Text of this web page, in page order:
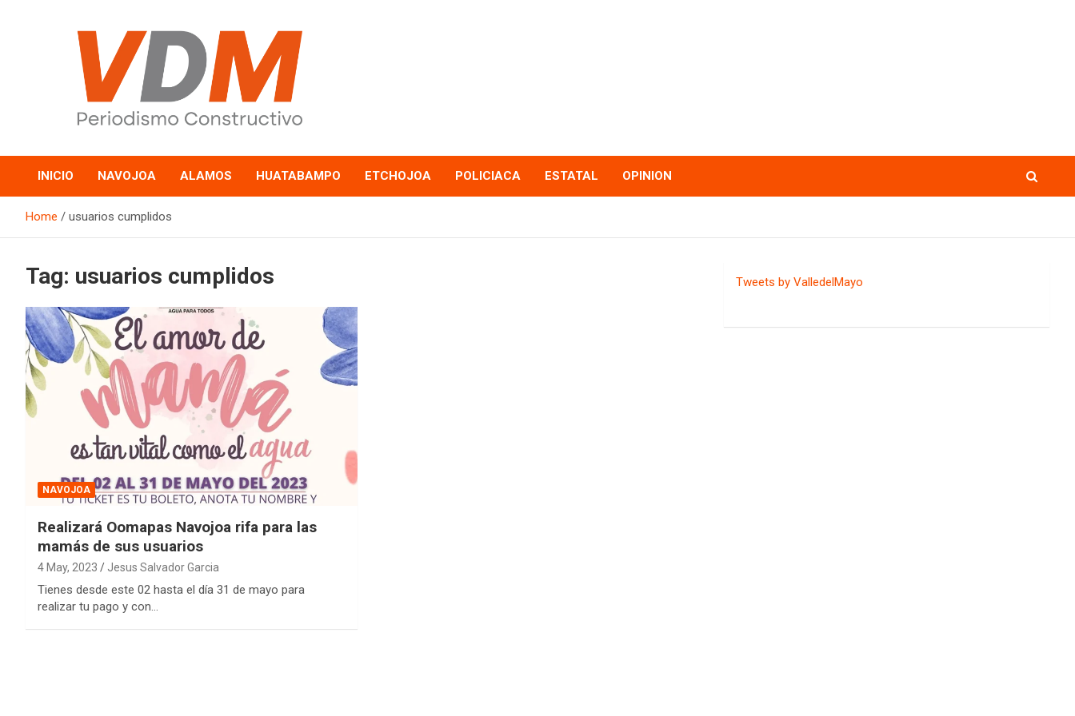
valledelmayo.com
INICIO NAVOJOA ALAMOS HUATABAMPO ETCHOJOA POLICIACA ESTATAL OPINION
Home usuarios cumplidos
Tag: usuarios cumplidos
NAVOJOA
Realizará Oomapas Navojoa rifa para las
mamás de sus usuarios
4 May, 2023 Jesus Salvador Garcia
Tienes desde este 02 hasta el día 31 de mayo para
realizar tu pago y con…
Tweets by ValledelMayo